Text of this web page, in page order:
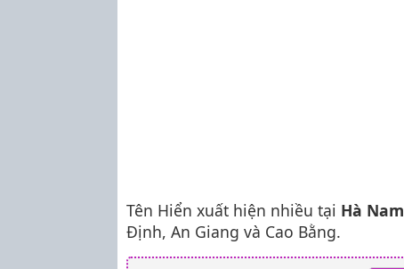
Tên Hiển xuất hiện nhiều tại Hà Nam
Định, An Giang và Cao Bằng.